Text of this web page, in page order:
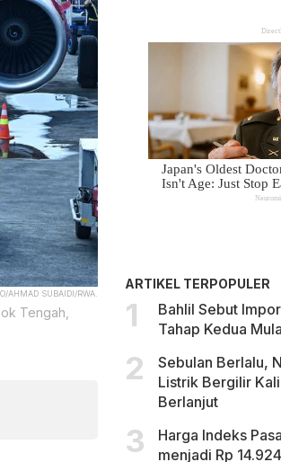
AHMAD SUBAIDI/RWA.
Tengah,
ARTIKEL TERPOPULER
Bahlil Sebut
Tahap Kedua
Sebulan Berlalu,
Listrik Bergilir
Berlanjut
Harga Indeks
menjadi Rp